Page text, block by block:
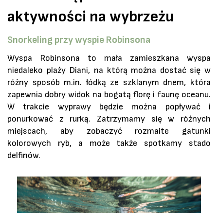
aktywności na wybrzeżu
Snorkeling przy wyspie Robinsona
Wyspa Robinsona to mała zamieszkana wyspa
niedaleko plaży Diani, na którą można dostać się w
różny sposób m.in. łódką ze szklanym dnem, która
zapewnia dobry widok na bogatą florę i faunę oceanu.
W trakcie wyprawy będzie można popływać i
ponurkować z rurką. Zatrzymamy się w różnych
miejscach, aby zobaczyć rozmaite gatunki
kolorowych ryb, a może także spotkamy stado
delfinów.